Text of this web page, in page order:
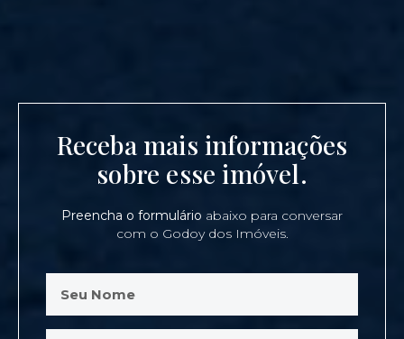
Receba mais informações
sobre esse imóvel.
Preencha o formulário abaixo para conversar
com o Godoy dos Imóveis.